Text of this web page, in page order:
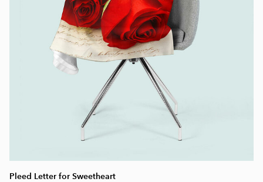
Pleed Letter for Sweetheart